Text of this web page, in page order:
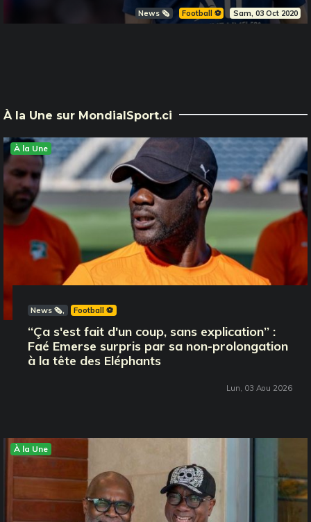
News 🗞️ Football ⚽️ Sam, 03 Oct 2020
À la Une sur MondialSport.ci
À la Une
News 🗞️ Football ⚽️
‘‘Ça s'est fait d'un coup, sans explication’’ :
Faé Emerse surpris par sa non-prolongation
à la tête des Eléphants
Lun, 03 Aou 2026
À la Une